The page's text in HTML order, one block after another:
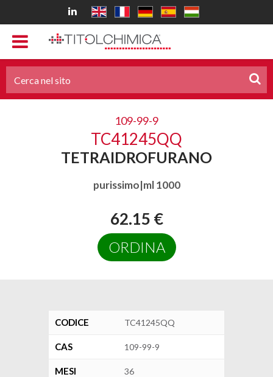
109-99-9
TC41245QQ
TETRAIDROFURANO
purissimo|ml 1000
62.15 €
ORDINA
CODICE TC41245QQ
CAS 109-99-9
MESI
36